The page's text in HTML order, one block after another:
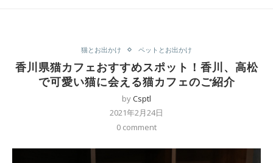
猫とお出かけ ペットとお出かけ
香川県猫カフェおすすめスポット！香川、高松
で可愛い猫に会える猫カフェのご紹介
byCsptl
2021年2月24日
0 comment